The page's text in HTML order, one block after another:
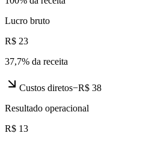
Lucro bruto
R$ 23
37,7% da receita
Custos diretos−R$ 38
Resultado operacional
R$ 13